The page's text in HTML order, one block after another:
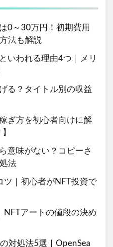
0～30万円！初期費用
法も解説
いわれる理由4つ｜メリ
る？タイトル別の収益
ぎ方を初心者向けに解
意味がない？コピーさ
法
ツ｜初心者がNFT投資で
NFTアートの値段の決め
対処法5選｜OpenSea